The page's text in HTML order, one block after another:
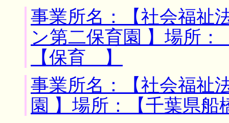
事業所名：【社会福
ン第二保育園 】場所：
【保育 】
事業所名：【社会福
園 】場所：【千葉県